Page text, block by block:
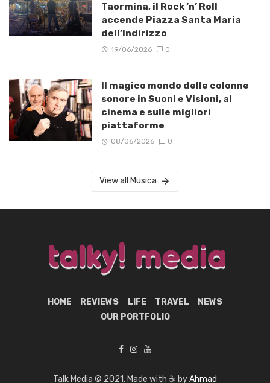
Taormina, il Rock ’n’ Roll
accende Piazza Santa Maria
dell’Indirizzo
19/06/2026 0
Il magico mondo delle colonne
sonore in Suoni e Visioni, al
cinema e sulle migliori
piattaforme
08/06/2026 0
View all Musica
HOME REVIEWS LIFE TRAVEL
NEWS
OUR PORTFOLIO
Talk Media © 2021. Made with ☕ byAhmad